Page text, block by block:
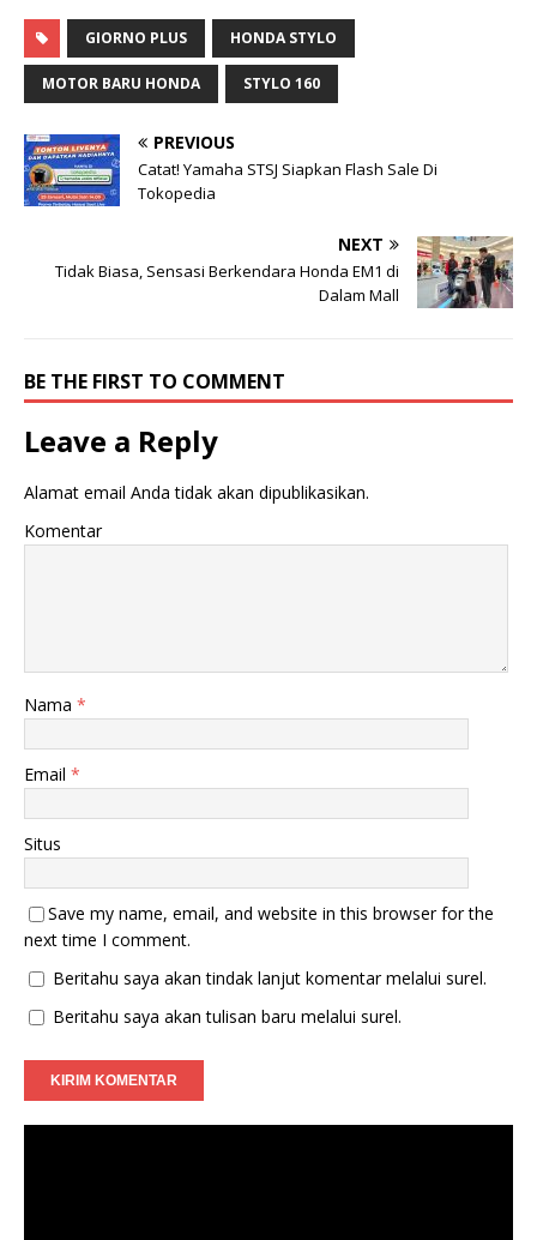
GIORNO PLUS HONDA STYLO
MOTOR BARU HONDA STYLO 160
PREVIOUS
Catat! Yamaha STSJ Siapkan Flash Sale Di
Tokopedia
NEXT
Tidak Biasa, Sensasi Berkendara Honda EM1 di
Dalam Mall
BE THE FIRST TO COMMENT
Leave a Reply
Alamat email Anda tidak akan dipublikasikan.
Komentar
Nama *
Email *
Situs
Save my name, email, and website in this browser for the
next time I comment.
Beritahu saya akan tindak lanjut komentar melalui surel.
Beritahu saya akan tulisan baru melalui surel.